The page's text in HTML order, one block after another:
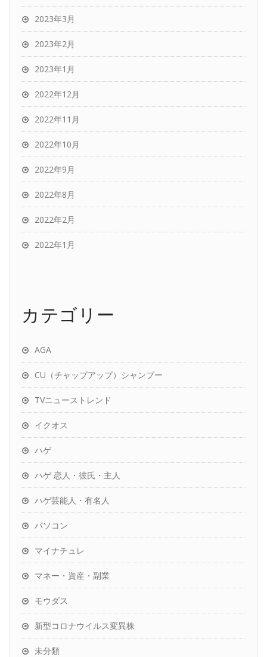
2023年3月
2023年2月
2023年1月
2022年12月
2022年11月
2022年10月
2022年9月
2022年8月
2022年2月
2022年1月
カテゴリー
AGA
CU（チャップアップ）シャンプー
TVニューストレンド
イクオス
ハゲ
ハゲ 恋人・彼氏・主人
ハゲ芸能人・有名人
パソコン
マイナチュレ
マネー・資産・副業
モウダス
新型コロナウイルス変異株
未分類